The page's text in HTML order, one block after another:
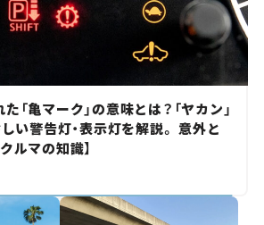
「亀マーク」の意味とは？「ヤカン」
しい警告灯・表示灯を解説。 意外と
ルマの知識】